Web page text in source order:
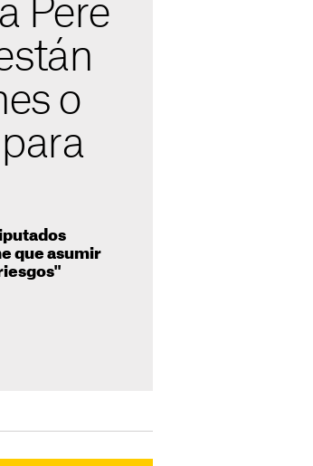
Pere
o
que asumir